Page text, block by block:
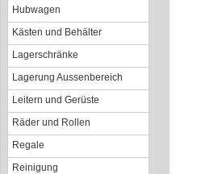
Hubwagen
Kästen und Behälter
Lagerschränke
Lagerung Aussenbereich
Leitern und Gerüste
Räder und Rollen
Regale
Reinigung